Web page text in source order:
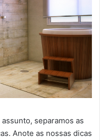
separamos as
Anote as nossas dicas